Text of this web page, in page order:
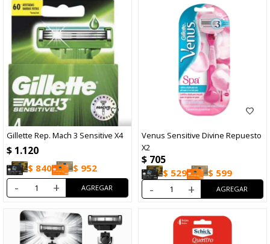
Gillette Rep. Mach 3 Sensitive X4
$ 1.120
$ 840 $ 952
- +
Venus Sensitive Divine Repuesto
X2
$ 705
$ 529 $ 599
- +